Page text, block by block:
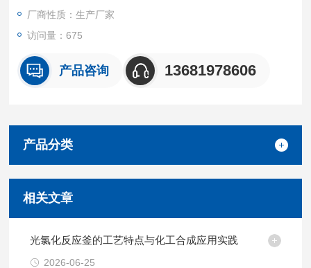
厂商性质：生产厂家
访问量：675
产品咨询 13681978606
产品分类
相关文章
光氯化反应釜的工艺特点与化工合成应用实践
2026-06-25